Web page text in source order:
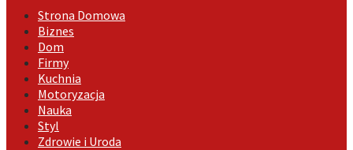
Strona Domowa
Biznes
Dom
Firmy
Kuchnia
Motoryzacja
Nauka
Styl
Zdrowie i Uroda